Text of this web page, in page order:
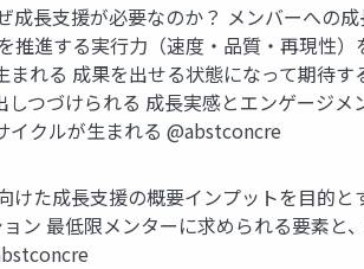
成⻑⽀援が必要なのか？ メンバーへの
推進する実⾏⼒（速度‧品質‧再現性
れる 成果を出せる状態になって期待
つづけられる 成⻑実感とエンゲージ
イクルが⽣まれる @abstconcre
けた成⻑⽀援の概要インプットを⽬的
ン 最低限メンターに求められる要素